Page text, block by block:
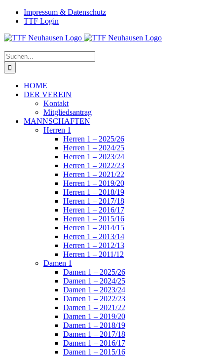
Zum
Inhalt
Facebook
InstagramImpressum & Datenschutz
TTF Login
Suche
nach:
HOME
DER VEREIN
Kontakt
Mitgliedsantrag
MANNSCHAFTEN
Herren 1
Herren 1 – 2025/26
Herren 1 – 2024/25
Herren 1 – 2023/24
Herren 1 – 2022/23
Herren 1 – 2021/22
Herren 1 – 2019/20
Herren 1 – 2018/19
Herren 1 – 2017/18
Herren 1 – 2016/17
Herren 1 – 2015/16
Herren 1 – 2014/15
Herren 1 – 2013/14
Herren 1 – 2012/13
Herren 1 – 2011/12
Damen 1
Damen 1 – 2025/26
Damen 1 – 2024/25
Damen 1 – 2023/24
Damen 1 – 2022/23
Damen 1 – 2021/22
Damen 1 – 2019/20
Damen 1 – 2018/19
Damen 1 – 2017/18
Damen 1 – 2016/17
Damen 1 – 2015/16